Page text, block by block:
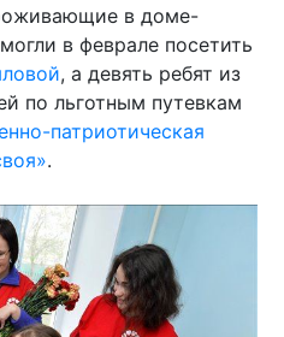
в доме-
в феврале посетить
, а девять ребят из
по льготным путевкам
патриотическая
.